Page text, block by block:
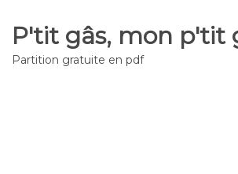
P'tit gâs, mon p'tit
Partition gratuite en pdf